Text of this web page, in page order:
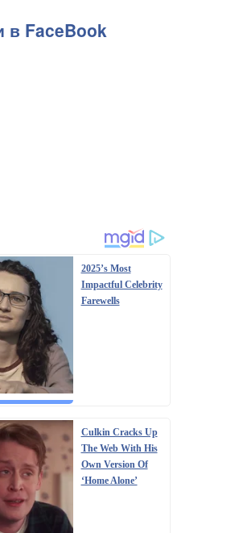
в FaceBook
2025’s Most
Impactful Celebrity
Farewells
Culkin Cracks Up
The Web With His
Own Version Of
‘Home Alone’